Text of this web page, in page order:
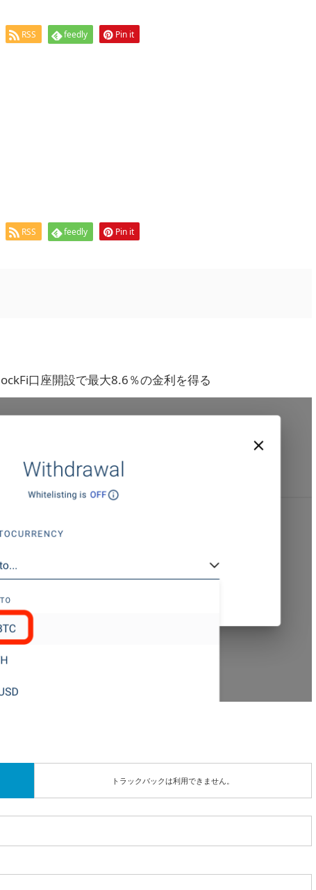
RSS feedly Pin it
RSS feedly Pin it
口座開設で最大8.6％の金利を得る
トラックバックは利用できません。